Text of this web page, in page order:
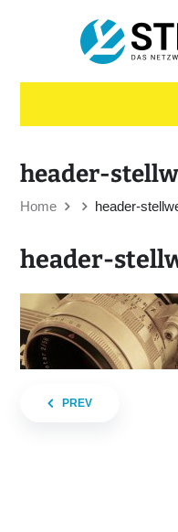
header-
Home header-
header-
PREV